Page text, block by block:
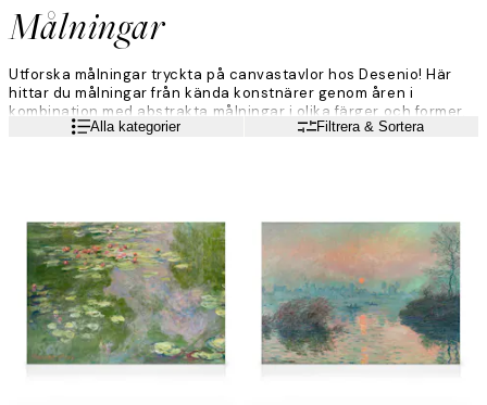
Målningar
Utforska målningar tryckta på canvastavlor hos Desenio! Här
hittar du målningar från kända konstnärer genom åren i
kombination med abstrakta målningar i olika färger och former.
Luta dig tillbaka, koppla av och bläddra igenom vår fantastiska
Alla kategorier Filtrera & Sortera